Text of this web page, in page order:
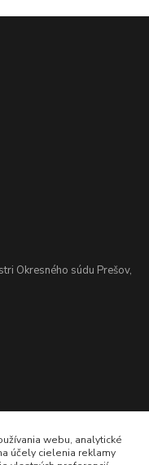
Okresného súdu Prešov,
webu, analytické
účely cielenia reklamy